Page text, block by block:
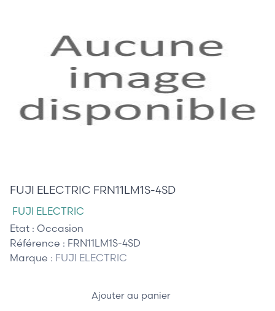
FUJI ELECTRIC FRN11LM1S-4SD
FUJI ELECTRIC
Etat : Occasion
Référence : FRN11LM1S-4SD
Marque : FUJI ELECTRIC
Ajouter au panier